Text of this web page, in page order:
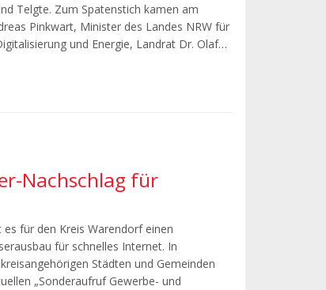
Telgte. Zum Spatenstich kamen am
Pinkwart, Minister des Landes NRW für
und Energie, Landrat Dr. Olaf…
Nachschlag für
für den Kreis Warendorf einen
für schnelles Internet. In
Städten und Gemeinden
„Sonderaufruf Gewerbe- und